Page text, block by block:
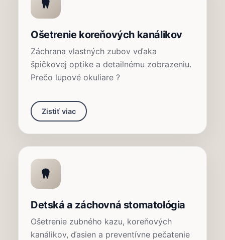
Ošetrenie koreňových kanálikov
Záchrana vlastných zubov vďaka
špičkovej optike a detailnému zobrazeniu.
Prečo lupové okuliare ?
Zistiť viac
Detská a záchovná stomatológia
Ošetrenie zubného kazu, koreňových
kanálikov, ďasien a preventívne pečatenie